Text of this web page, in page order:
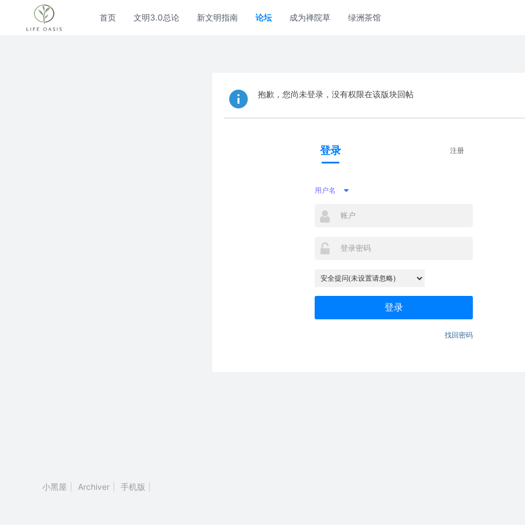
首页 文明3.0总论 新文明指南 论坛 成为禅院草 绿洲茶馆
抱歉，您尚未登录，没有权限在该版块回帖
登录 注册
用户名
登录
找回密码
小黑屋 Archiver 手机版